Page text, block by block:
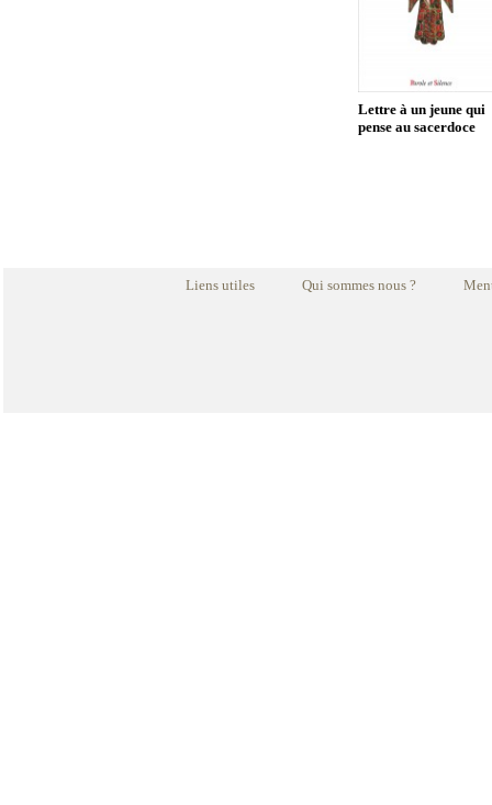
Lettre à un jeune qui
pense au sacerdoce
Liens utiles Qui sommes nous ?